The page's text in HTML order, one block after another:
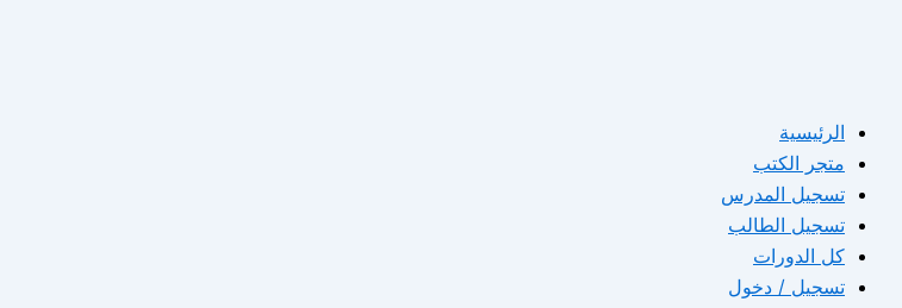
الرئيسية
متجر الكتب
تسجيل المدرس
تسجيل الطالب
كل الدورات
تسجيل / دخول